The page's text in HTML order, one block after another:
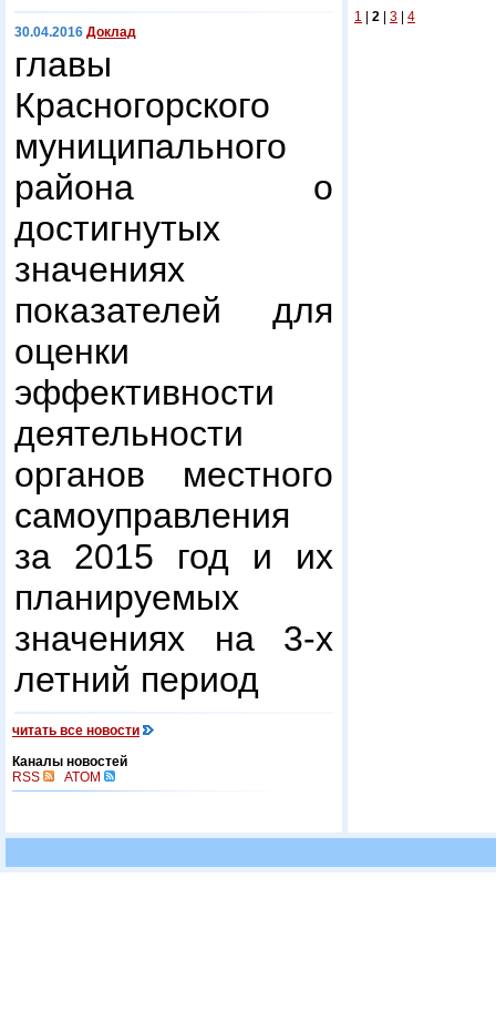
30.04.2016 Доклад
главы
Красногорского
муниципального
района о
достигнутых
значениях
показателей для
оценки
эффективности
деятельности
органов местного
самоуправления
за 2015 год и их
планируемых
значениях на 3-х
летний период
читать все новости
Каналы новостей
RSS
ATOM
1 2 3 4